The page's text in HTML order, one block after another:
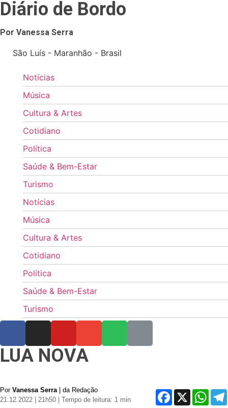
Diário de Bordo
Por Vanessa Serra
São Luís - Maranhão - Brasil
Notícias
Música
Cultura & Artes
Cotidiano
Política
Saúde & Bem-Estar
Turismo
Notícias
Música
Cultura & Artes
Cotidiano
Política
Saúde & Bem-Estar
Turismo
LUA NOVA
Por Vanessa Serra| da Redação
21.12.2022 | 21h50
| Tempo de leitura: 1 min
Facebook
X